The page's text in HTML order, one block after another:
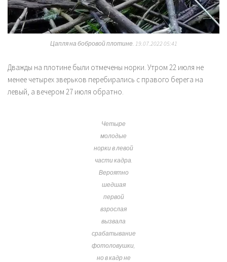
Цапля на бобровой плотине. 19.07.2022 05:41
Дважды на плотине были отмечены норки. Утром 22 июля не
менее четырех зверьков перебирались с правого берега на
левый, а вечером 27 июля обратно.
Четыре
молодые
норки в левой
части кадра.
Вероятно
шедшая
первой
взрослая
вызвала
срабатывание
фотоловушки,
но в кадр не